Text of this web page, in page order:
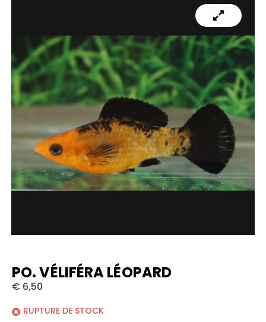
PO. VÉLIFÉRA LÉOPARD
€ 6,50
RUPTURE DE STOCK